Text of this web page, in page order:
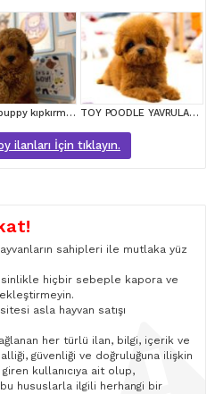
Mini boy puppy kıpkırmızı ev üretimi yavrularımız TOOY POODLE TOY POODLE YAVRULARIM
ilanları İçin tıklayın.
sahipleri ile mutlaka yüz
hiçbir sebeple kapora ve
asla hayvan satışı
her türlü ilan, bilgi, içerik ve
güvenliği ve doğruluğuna ilişkin
kullanıcıya ait olup,
hususlarla ilgili herhangi bir